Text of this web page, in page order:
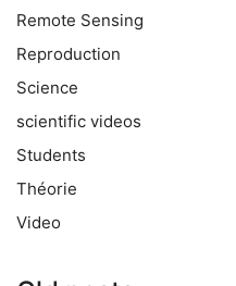
Remote Sensing
Reproduction
Science
scientific videos
Students
Théorie
Video